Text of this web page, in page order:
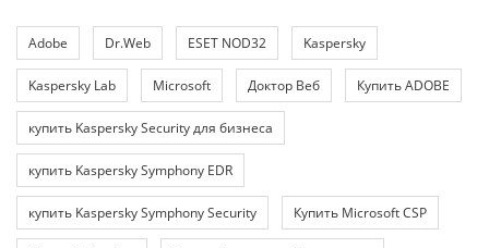
Adobe Dr.Web ESET NOD32 Kaspersky
Kaspersky Lab Microsoft Доктор Веб Купить ADOBE
купить Kaspersky Security для бизнеса
купить Kaspersky Symphony EDR
купить Kaspersky Symphony Security Купить Microsoft CSP